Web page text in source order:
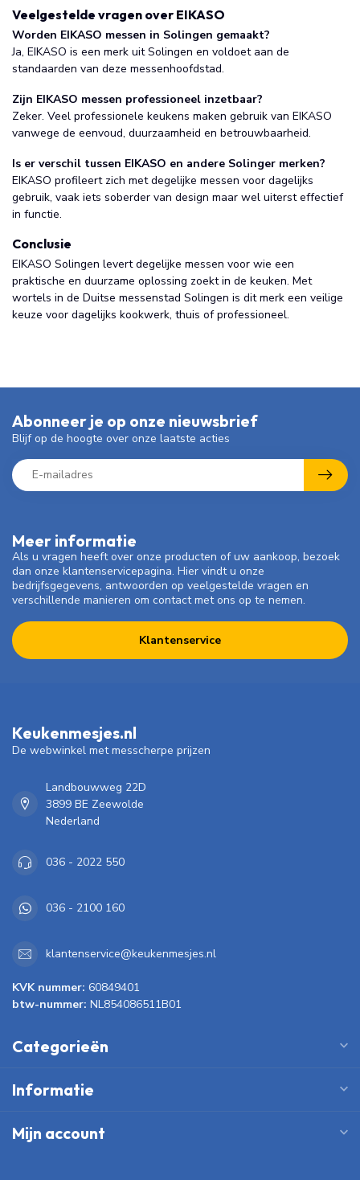
Veelgestelde vragen over EIKASO
Worden EIKASO messen in Solingen gemaakt?
Ja, EIKASO is een merk uit Solingen en voldoet aan de
standaarden van deze messenhoofdstad.
Zijn EIKASO messen professioneel inzetbaar?
Zeker. Veel professionele keukens maken gebruik van EIKASO
vanwege de eenvoud, duurzaamheid en betrouwbaarheid.
Is er verschil tussen EIKASO en andere Solinger merken?
EIKASO profileert zich met degelijke messen voor dagelijks
gebruik, vaak iets soberder van design maar wel uiterst effectief
in functie.
Conclusie
EIKASO Solingen levert degelijke messen voor wie een
praktische en duurzame oplossing zoekt in de keuken. Met
wortels in de Duitse messenstad Solingen is dit merk een veilige
keuze voor dagelijks kookwerk, thuis of professioneel.
Meer informatie
Als u vragen heeft over onze producten of uw aankoop, bezoek
dan onze klantenservicepagina. Hier vindt u onze
bedrijfsgegevens, antwoorden op veelgestelde vragen en
verschillende manieren om contact met ons op te nemen.
Klantenservice
Abonneer je op onze nieuwsbrief
Blijf op de hoogte over onze laatste acties
Keukenmesjes.nl
De webwinkel met messcherpe prijzen
Landbouwweg 22D
3899 BE Zeewolde
Nederland
036 - 2022 550
036 - 2100 160
klantenservice@keukenmesjes.nl
KVK nummer: 60849401
btw-nummer: NL854086511B01
Categorieën
Informatie
Mijn account